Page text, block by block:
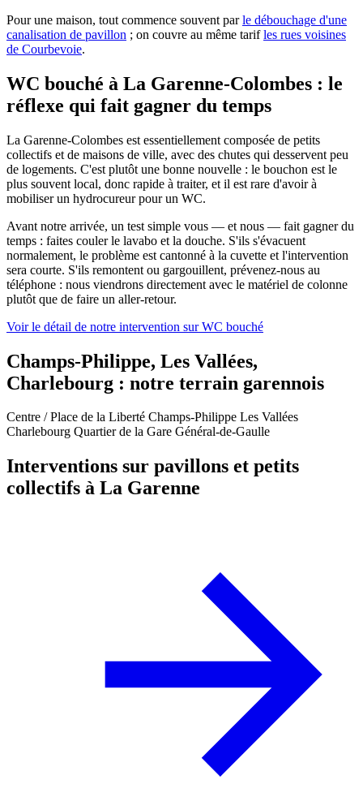
Pour une maison, tout commence souvent parle débouchage d'une
canalisation de pavillon ; on couvre au même tarifles rues voisines
de Courbevoie.
WC bouché à La Garenne-Colombes : le
réflexe qui fait gagner du temps
La Garenne-Colombes est essentiellement composée de petits
collectifs et de maisons de ville, avec des chutes qui desservent peu
de logements. C'est plutôt une bonne nouvelle : le bouchon est le
plus souvent local, donc rapide à traiter, et il est rare d'avoir à
mobiliser un hydrocureur pour un WC.
Avant notre arrivée, un test simple vous — et nous — fait gagner du
temps : faites couler le lavabo et la douche. S'ils s'évacuent
normalement, le problème est cantonné à la cuvette et l'intervention
sera courte. S'ils remontent ou gargouillent, prévenez-nous au
téléphone : nous viendrons directement avec le matériel de colonne
plutôt que de faire un aller-retour.
Voir le détail de notre intervention sur WC bouché
Champs-Philippe, Les Vallées,
Charlebourg : notre terrain garennois
Centre / Place de la Liberté Champs-Philippe Les Vallées
Charlebourg Quartier de la Gare Général-de-Gaulle
Interventions sur pavillons et petits
collectifs à La Garenne